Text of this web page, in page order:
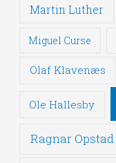
Martin Luther
Miguel Curse
Olaf Klavenæs
Ole Hallesby
Ragnar Opstad